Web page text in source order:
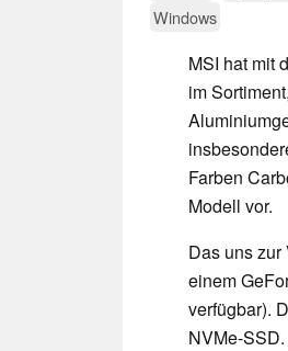
Windows
MSI hat mit
im
Farben
Modell vor.
Das uns
einem
verfügbar).
NVMe-